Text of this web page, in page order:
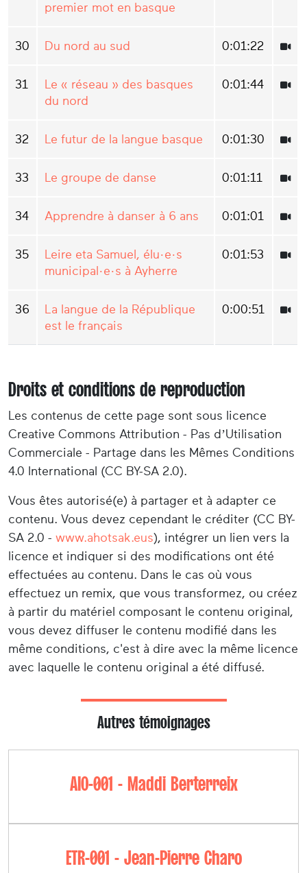
premier mot en basque
30 Du nord au sud 0:01:22
31
Le « réseau » des basques
du nord
0:01:44
32 Le futur de la langue basque 0:01:30
33 Le groupe de danse 0:01:11
34 Apprendre à danser à 6 ans 0:01:01
35
Leire eta Samuel, élu·e·s
municipal·e·s à Ayherre
0:01:53
36
La langue de la République
est le français
0:00:51
Droits et conditions de reproduction
Les contenus de cette page sont sous licence
Creative Commons Attribution - Pas d’Utilisation
Commerciale - Partage dans les Mêmes Conditions
4.0 International (CC BY-SA 2.0).
Vous êtes autorisé(e) à partager et à adapter ce
contenu. Vous devez cependant le créditer (CC BY-
SA 2.0 - www.ahotsak.eus), intégrer un lien vers la
licence et indiquer si des modifications ont été
effectuées au contenu. Dans le cas où vous
effectuez un remix, que vous transformez, ou créez
à partir du matériel composant le contenu original,
vous devez diffuser le contenu modifié dans les
même conditions, c'est à dire avec la même licence
avec laquelle le contenu original a été diffusé.
Autres témoignages
AIO-001 - Maddi Berterreix
ETR-001 - Jean-Pierre Charo